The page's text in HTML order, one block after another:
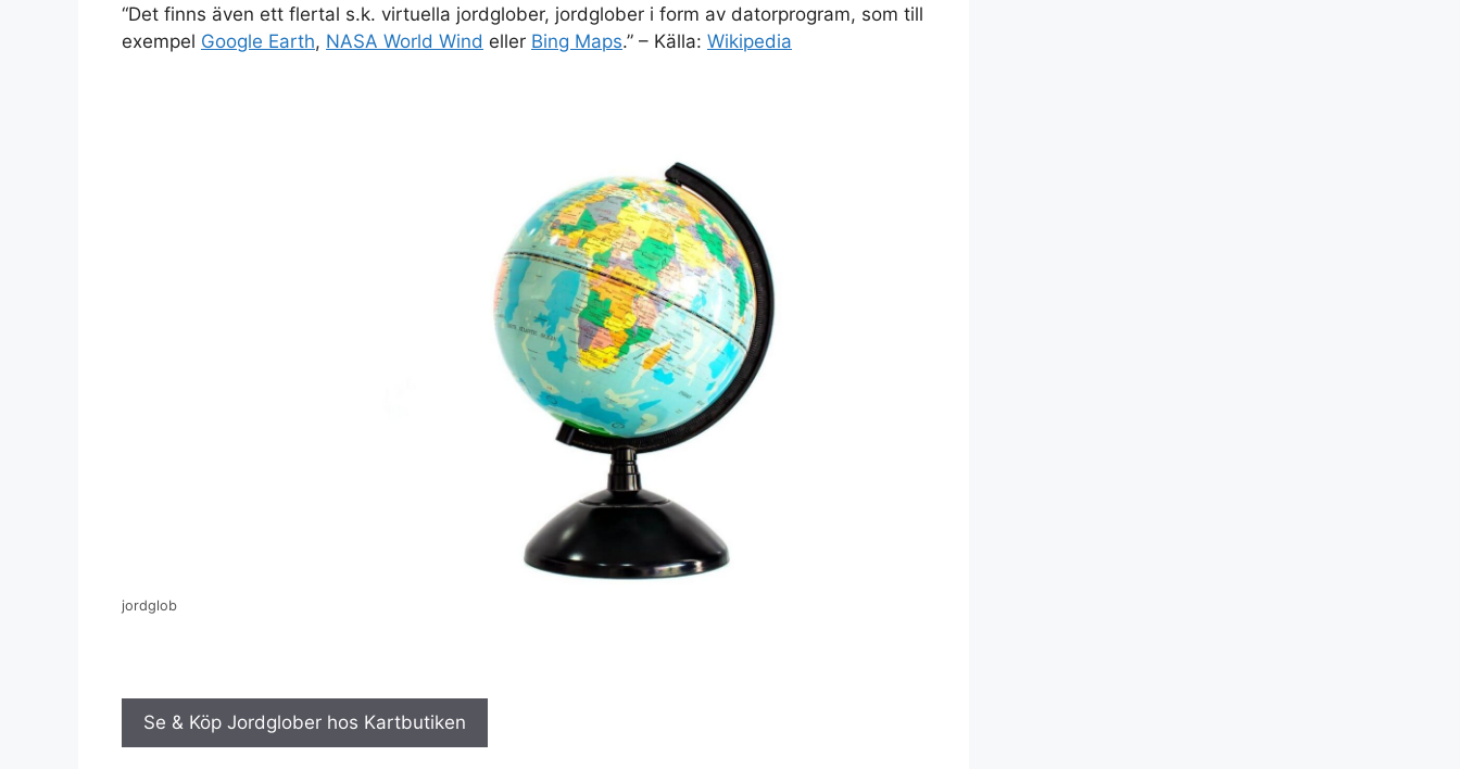
“Det finns även ett flertal s.k. virtuella jordglober, jordglober i form av datorprogram, som till
exempel Google Earth, NASA World Wind eller Bing Maps.” – Källa: Wikipedia
jordglob
Se & Köp Jordglober hos Kartbutiken